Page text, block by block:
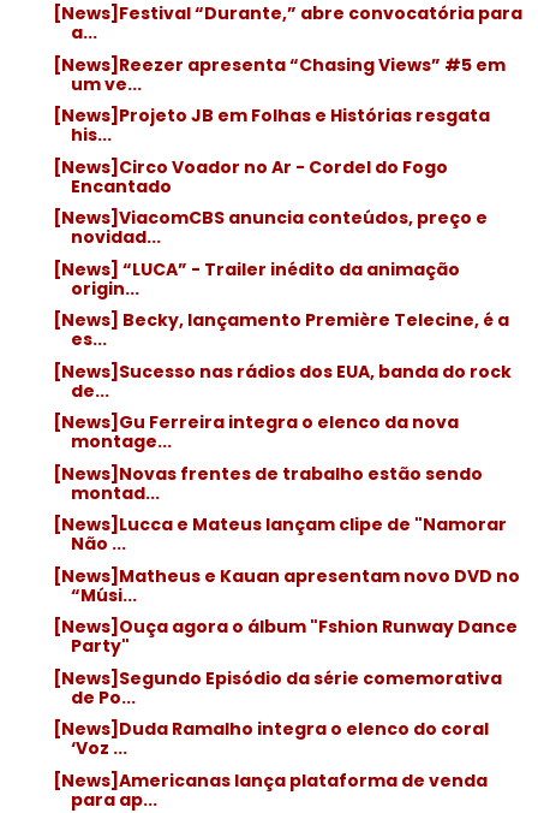
[News]Festival “Durante,” abre convocatória para
a...
[News]Reezer apresenta “Chasing Views” #5 em
um ve...
[News]Projeto JB em Folhas e Histórias resgata
his...
[News]Circo Voador no Ar - Cordel do Fogo
Encantado
[News]ViacomCBS anuncia conteúdos, preço e
novidad...
[News] “LUCA” - Trailer inédito da animação
origin...
[News] Becky, lançamento Première Telecine, é a
es...
[News]Sucesso nas rádios dos EUA, banda do rock
de...
[News]Gu Ferreira integra o elenco da nova
montage...
[News]Novas frentes de trabalho estão sendo
montad...
[News]Lucca e Mateus lançam clipe de "Namorar
Não ...
[News]Matheus e Kauan apresentam novo DVD no
“Músi...
[News]Ouça agora o álbum "Fshion Runway Dance
Party"
[News]Segundo Episódio da série comemorativa
de Po...
[News]Duda Ramalho integra o elenco do coral
‘Voz ...
[News]Americanas lança plataforma de venda
para ap...